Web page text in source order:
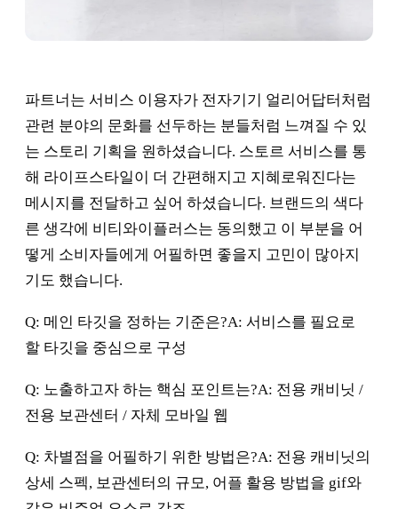
파트너는 서비스 이용자가 전자기기 얼리어답터처럼
관련 분야의 문화를 선두하는 분들처럼 느껴질 수 있
는 스토리 기획을 원하셨습니다. 스토르 서비스를 통
해 라이프스타일이 더 간편해지고 지혜로워진다는
메시지를 전달하고 싶어 하셨습니다. 브랜드의 색다
른 생각에 비티와이플러스는 동의했고 이 부분을 어
떻게 소비자들에게 어필하면 좋을지 고민이 많아지
기도 했습니다.
Q: 메인 타깃을 정하는 기준은?A: 서비스를 필요로
할 타깃을 중심으로 구성
Q: 노출하고자 하는 핵심 포인트는?A: 전용 캐비닛 /
전용 보관센터 / 자체 모바일 웹
Q: 차별점을 어필하기 위한 방법은?A: 전용 캐비닛의
상세 스펙, 보관센터의 규모, 어플 활용 방법을 gif와